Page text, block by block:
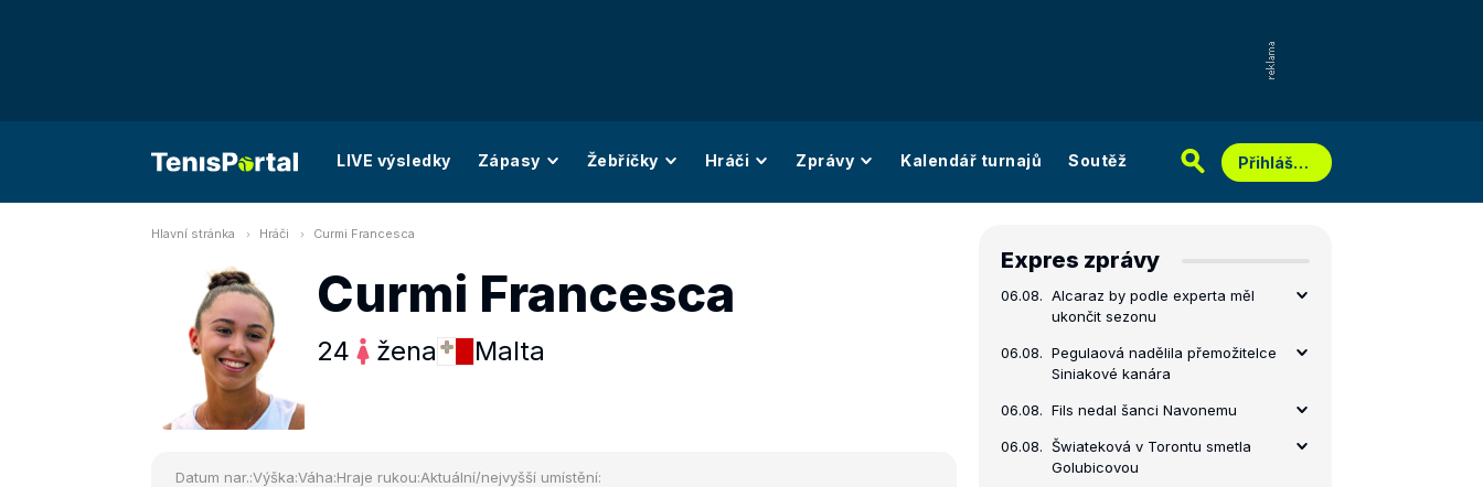
LIVE výsledky Zápasy Žebříčky Hráči Zprávy Kalendář turnajů Soutěž Přihlášení
Hlavní stránka Hráči Curmi Francesca
Curmi Francesca
24 žena Malta
Datum nar.:Výška:Váha:Hraje rukou:Aktuální/nejvyšší umístění:
Expres zprávy
06.08. Alcaraz by podle experta měl
ukončit sezonu
06.08. Pegulaová nadělila přemožitelce
Siniakové kanára
06.08. Fils nedal šanci Navonemu
06.08. Šwiateková v Torontu smetla
Golubicovou